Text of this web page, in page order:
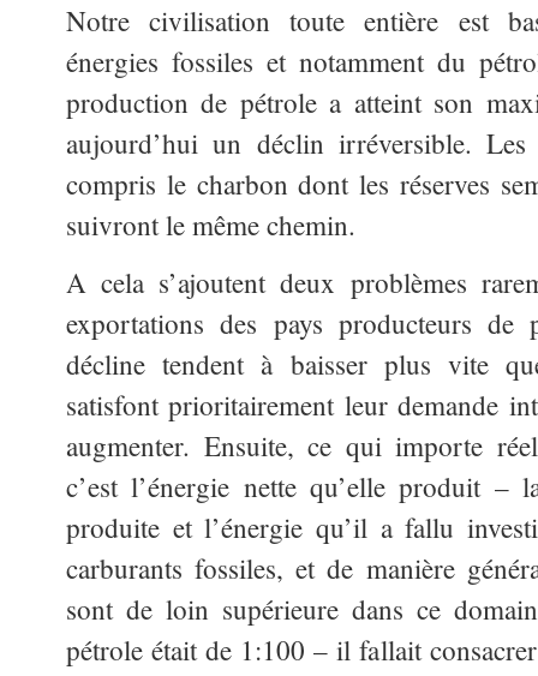
Notre civilisation toute entière est
énergies fossiles et notamment du
production de pétrole a atteint son
aujourd’hui un déclin irréversible.
compris le charbon dont les réserves
suivront le même chemin.
A cela s’ajoutent deux problèmes
exportations des pays producteurs
décline tendent à baisser plus vite
satisfont prioritairement leur demande
augmenter. Ensuite, ce qui importe
c’est l’énergie nette qu’elle produit –
produite et l’énergie qu’il a fallu
carburants fossiles, et de manière
sont de loin supérieure dans ce
pétrole était de 1:100 – il fallait